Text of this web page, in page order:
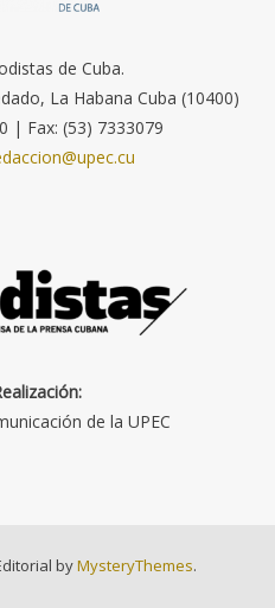
de Cuba.
La Habana Cuba (10400)
| Fax: (53) 7333079
de la UPEC
byMysteryThemes.